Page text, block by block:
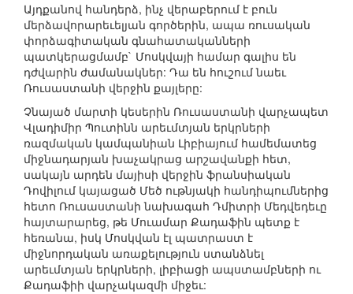
Այդքանով հանդերձ, ինչ վերաբերում է բուն
մերձավորարեւելյան գործերին, ապա ռուսական
փորձագիտական գնահատականների
պատկերացմամբ` Մոսկվայի համար գալիս են
դժվարին ժամանակներ: Դա են հուշում նաեւ
Ռուսաստանի վերջին քայլերը:
Չնայած մարտի կեսերին Ռուսաստանի վարչապետ
Վլադիմիր Պուտինն արեւմտյան երկրների
ռազմական կամպանիան Լիբիայում համեմատեց
միջնադարյան խաչակրաց արշավանքի հետ,
սակայն արդեն մայիսի վերջին ֆրանսիական
Դովիլում կայացած Մեծ ութնյակի հանդիպումներից
հետո Ռուսաստանի նախագահ Դմիտրի Մեդվեդեւը
հայտարարեց, թե Մուամար Քադաֆին պետք է
հեռանա, իսկ Մոսկվան էլ պատրաստ է
միջնորդական առաքելություն ստանձնել
արեւմտյան երկրների, լիբիացի ապստամբների ու
Քադաֆիի վարչակազմի միջեւ: